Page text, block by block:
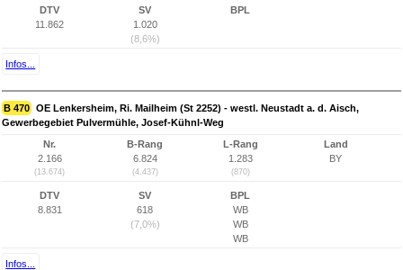
DTV
11.862
SV
1.020
(8,6%)
BPL
Infos...
B 470 OE Lenkersheim, Ri. Mailheim (St 2252) - westl. Neustadt a. d. Aisch,
Gewerbegebiet Pulvermühle, Josef-Kühnl-Weg
Nr.
2.166
(13.674)
B-Rang
6.824
(4.437)
L-Rang
1.283
(870)
Land
BY
DTV
8.831
SV
618
(7,0%)
BPL
WB
WB
WB
Infos...